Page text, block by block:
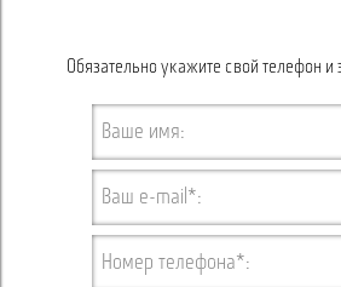
Обязательно укажите свой телефон и